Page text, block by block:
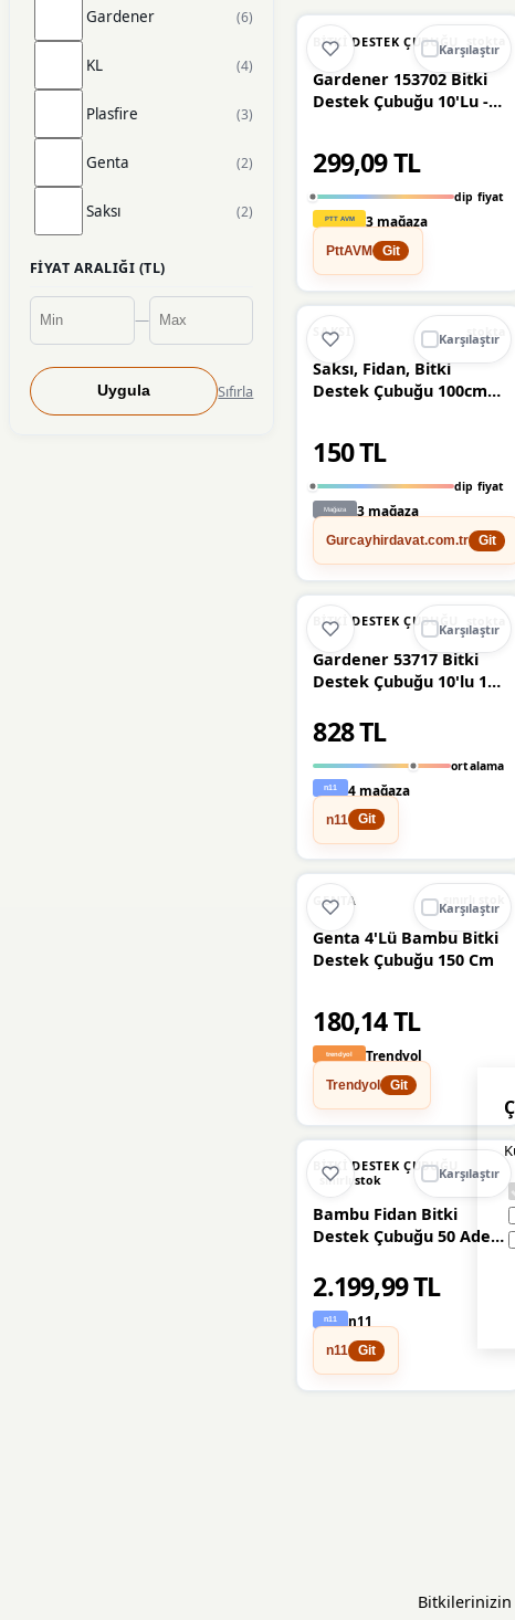
Gardener (6)
KL (4)
Plasfire (3)
Genta (2)
Saksı (2)
VENON
Alanya
FIYAT ARALIĞI (TL)
—
Uygula Sıfırla
Karşılaştır
%32 🔥%32 DÜŞTÜ
BITKI DESTEK ÇUBUĞU
Gardener 153702 Bitki
Destek Çubuğu 10'Lu - 8
299,09 TL
dip fiyat
3 mağaza
PttAVM Git
Karşılaştır
🔥
SAKSI
Saksı, Fidan, Bitki
Destek Çubuğu 100cm -
150 TL
dip fiyat
3 mağaza
Gurcayhirdavat.com.tr Git
Karşılaştır
BITKI DESTEK ÇUBUĞU
Gardener 53717 Bitki
Destek Çubuğu 10'lu 11
828 TL
ortalama
4 mağaza
n11 Git
Karşılaştır
GENTA
Genta 4'Lü Bambu Bitki
Destek Çubuğu 150 Cm
180,14 TL
Trendyol
Trendyol Git
Karşılaştır
BITKI DESTEK ÇUBUĞU
sınırlı stok
Bambu Fidan Bitki
Destek Çubuğu 50 Adet
2.199,99 TL
n11
n11 Git
Bitkilerinizin